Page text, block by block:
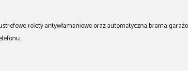
rolety antywłamaniowe oraz automatyczna brama